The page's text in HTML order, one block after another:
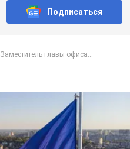
Подписаться
Заместитель главы офиса...